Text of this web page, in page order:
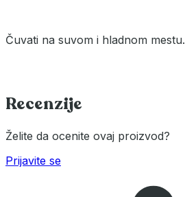
Čuvati na suvom i hladnom mestu.
Recenzije
Želite da ocenite ovaj proizvod?
Prijavite se